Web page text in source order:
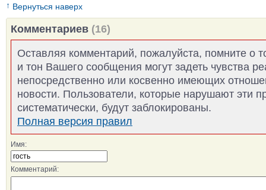
↑ Вернуться наверх
Комментариев (16)
Оставляя комментарий, пожалуйста, помните о
и тон Вашего сообщения могут задеть чувства
непосредственно или косвенно имеющих
новости. Пользователи, которые нарушают эти
систематически, будут заблокированы.
Полная версия правил
Имя:
Комментарий: